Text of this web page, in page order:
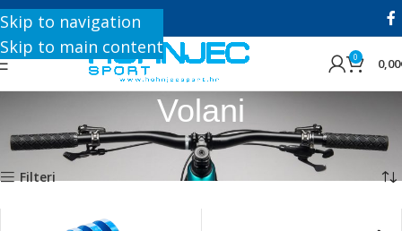
Skip to navigation
Skip to main content
+385 1 8896 200
0 0,00
Volani
Početna Trgovina Dijelovi Volani Prikazuje se svih 4 rezultata
Filteri